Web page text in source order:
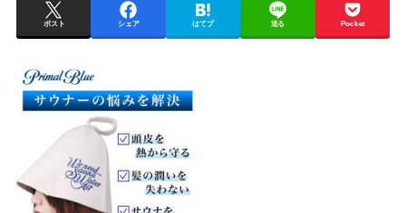
ポスト シェア はてブ 送る Pocket